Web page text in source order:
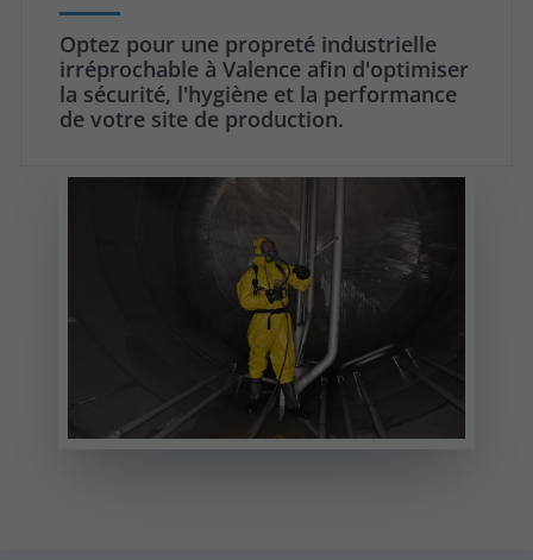
Optez pour une propreté industrielle
irréprochable à Valence afin d'optimiser
la sécurité, l'hygiène et la performance
de votre site de production.